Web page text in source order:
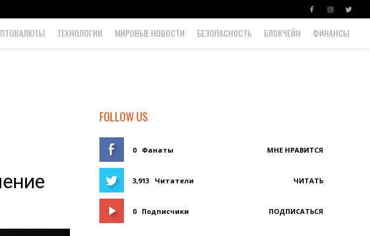
ТЕХНОЛОГИИ МИРОВЫЕ НОВОСТИ БЕЗОПАСНОСТЬ БЛОКЧЕЙН ФИНАНСЫ
FOLLOW US
0 Фанаты МНЕ НРАВИТСЯ
3,913 Читатели ЧИТАТЬ
0 Подписчики ПОДПИСАТЬСЯ